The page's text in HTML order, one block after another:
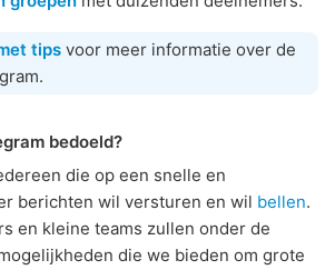
tips voor meer informatie over de
bedoeld?
die op een snelle en
berichten wil versturen en wil bellen.
en kleine teams zullen onder de
die we bieden om grote